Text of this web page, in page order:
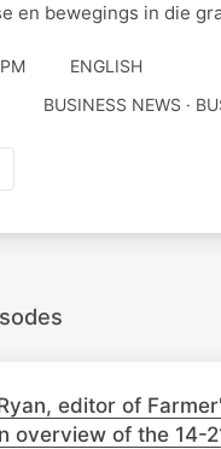
en bewegings in die
ENGLISH
BUSINESS NEWS ·
editor of
overview of the 14-